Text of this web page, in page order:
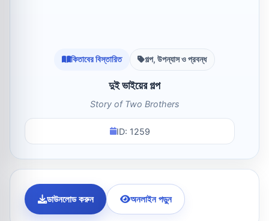
কিতাবের বিস্তারিত গল্প, উপন্যাস ও প্রবন্ধ
দুই ভাইয়ের গল্প
Story of Two Brothers
ID: 1259
ডাউনলোড করুন অনলাইন পড়ুন